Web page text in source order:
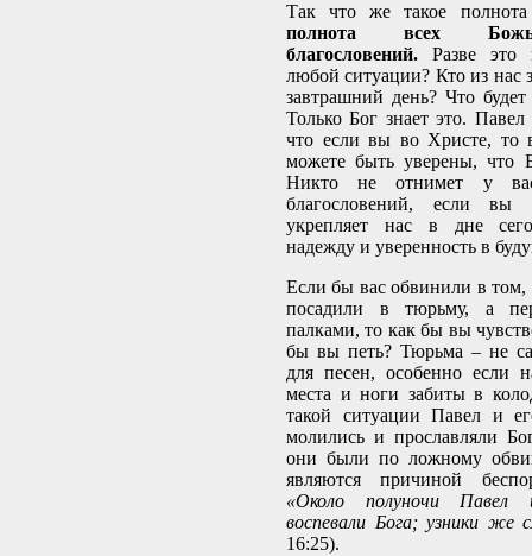
Так что же такое
полнота всех
благословений. Разве
любой ситуации? Кто из нас
завтрашний день? Что
Только Бог знает это.
что если вы во Христе, то
можете быть уверены, что
Никто не отнимет у
благословений, если
укрепляет нас в дне
надежду и уверенность в
Если бы вас обвинили в том,
посадили в тюрьму, а
палками, то как бы вы
бы вы петь? Тюрьма – не
для песен, особенно если
места и ноги забиты в
такой ситуации Павел и
молились и прославляли
они были по ложному
являются причиной
«Около полуночи Павел
воспевали Бога; узники же
16:25).